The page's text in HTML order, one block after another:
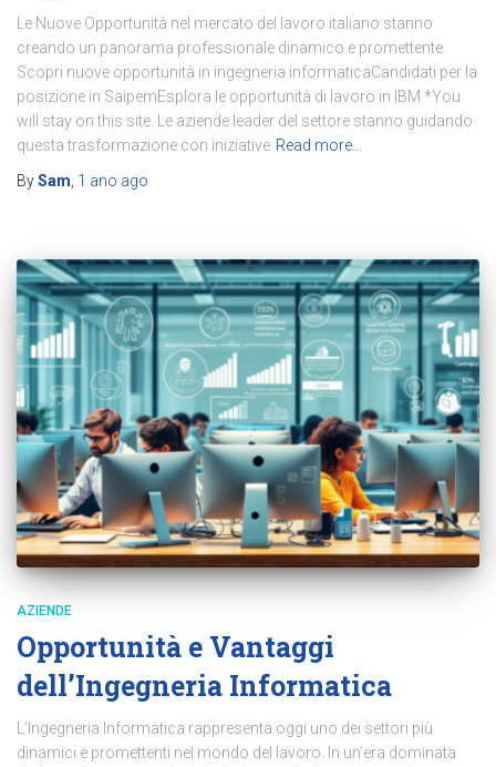
Le Nuove Opportunità nel mercato del lavoro italiano stanno
creando un panorama professionale dinamico e promettente.
Scopri nuove opportunità in ingegneria informaticaCandidati per la
posizione in SaipemEsplora le opportunità di lavoro in IBM *You
will stay on this site. Le aziende leader del settore stanno guidando
questa trasformazione con iniziative Read more…
BySam 1 ano ago
AZIENDE
Opportunità e Vantaggi
dell’Ingegneria Informatica
L’Ingegneria Informatica rappresenta oggi uno dei settori più
dinamici e promettenti nel mondo del lavoro. In un’era dominata